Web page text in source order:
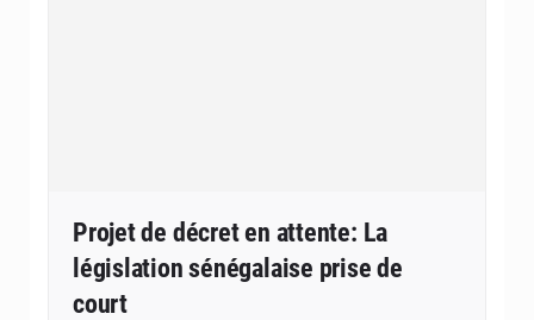
Projet de décret en attente: La
législation sénégalaise prise de
court